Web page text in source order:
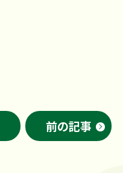
前の記事